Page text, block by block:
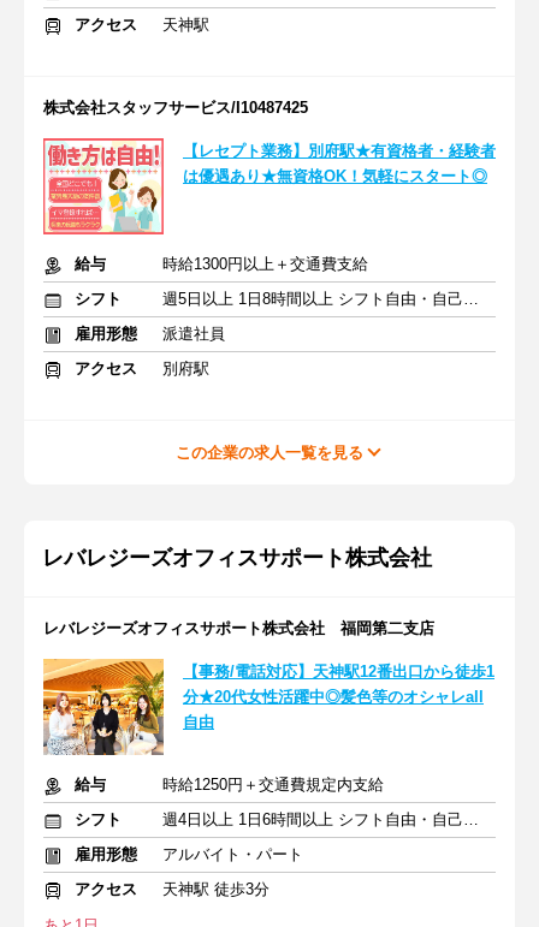
アクセス
天神駅
株式会社スタッフサービス/I10487425
【レセプト業務】別府駅★有資格者・経験者
は優遇あり★無資格OK！気軽にスタート◎
給与
時給1300円以上＋交通費支給
シフト
週5日以上 1日8時間以上 シフト自由・自己申告
雇用形態
派遣社員
アクセス
別府駅
この企業の求人一覧を見る
レバレジーズオフィスサポート株式会社
レバレジーズオフィスサポート株式会社 福岡第二支店
【事務/電話対応】天神駅12番出口から徒歩1
分★20代女性活躍中◎髪色等のオシャレall
自由
給与
時給1250円＋交通費規定内支給
シフト
週4日以上 1日6時間以上 シフト自由・自己申告
雇用形態
アルバイト・パート
アクセス
天神駅 徒歩3分